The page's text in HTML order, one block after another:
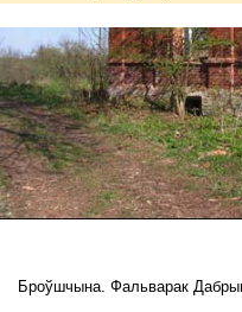
Броўшчына. Фальварак